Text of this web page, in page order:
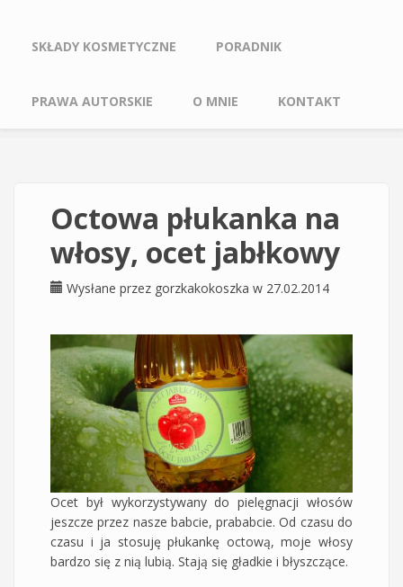
SKŁADY KOSMETYCZNE PORADNIK
PRAWA AUTORSKIE O MNIE KONTAKT
Octowa płukanka na
włosy, ocet jabłkowy
Wysłane przez gorzkakokoszka w 27.02.2014
Ocet był wykorzystywany do pielęgnacji włosów
jeszcze przez nasze babcie, prababcie. Od czasu do
czasu i ja stosuję płukankę octową, moje włosy
bardzo się z nią lubią. Stają się gładkie i błyszczące.